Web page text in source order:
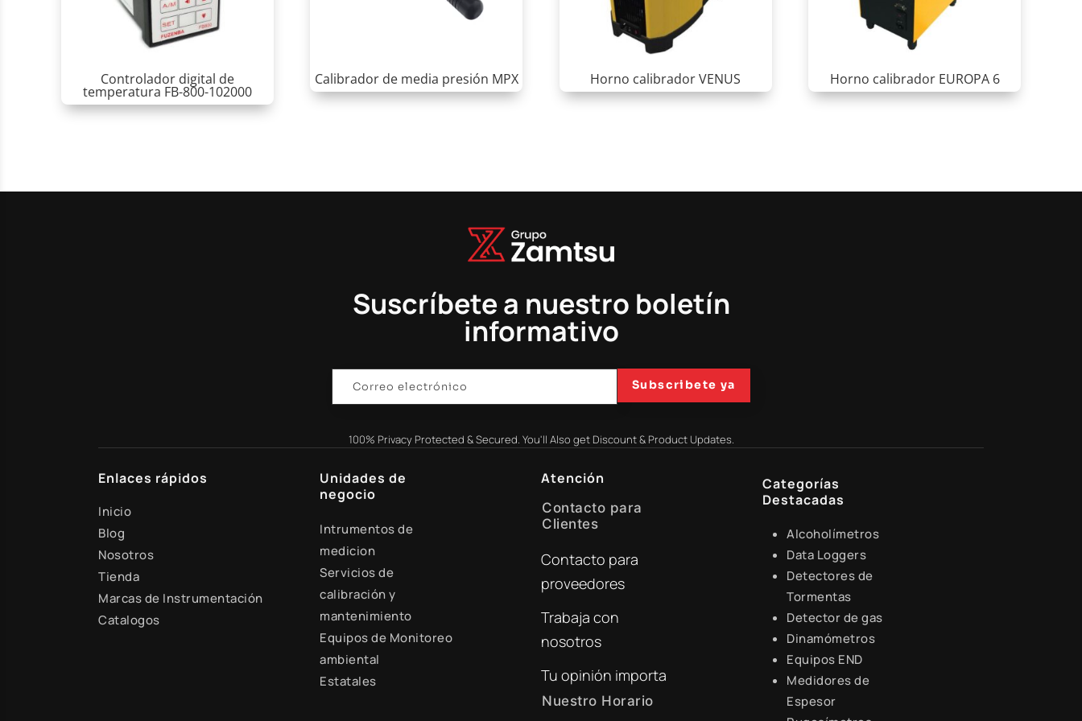
Controlador digital de
temperatura FB-800-102000
Calibrador de media presión MPX Horno calibrador VENUS Horno calibrador EUROPA 6
Suscríbete a nuestro boletín
informativo
Subscribete ya
100% Privacy Protected & Secured. You'll Also get Discount & Product Updates.
Enlaces rápidos
Inicio
Blog
Nosotros
Tienda
Marcas de Instrumentación
Catalogos
Unidades de
negocio
Intrumentos de
medicion
Servicios de
calibración y
mantenimiento
Equipos de Monitoreo
ambiental
Estatales
Atención
Contacto para
Clientes
+51 941 525 454
digital@zamtsu.com
Contacto para
proveedores
Trabaja con
nosotros
Tu opinión importa
Nuestro Horario
Categorías
Destacadas
Alcoholímetros
Data Loggers
Detectores de
Tormentas
Detector de gas
Dinamómetros
Equipos END
Medidores de
Espesor